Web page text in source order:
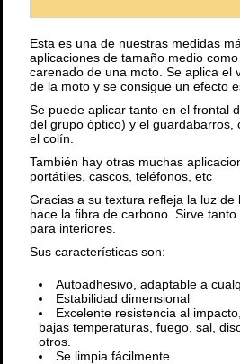
Esta es una de nuestras medidas
aplicaciones de tamaño medio
carenado de una moto. Se aplica el
de la moto y se consigue un efecto
Se puede aplicar tanto en el frontal
del grupo óptico) y el guardabarros,
el colín.
También hay otras muchas
portátiles, cascos, teléfonos, etc
Gracias a su textura refleja la luz
hace la fibra de carbono. Sirve
para interiores.
Sus características son:
Autoadhesivo, adaptable a
Estabilidad dimensional
Excelente resistencia al
bajas temperaturas, fuego, sal,
otros.
Se limpia fácilmente